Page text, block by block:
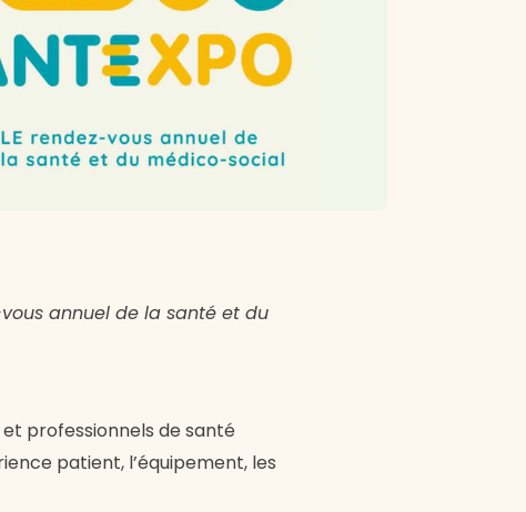
annuel de la santé et du
professionnels de santé
patient, l’équipement, les